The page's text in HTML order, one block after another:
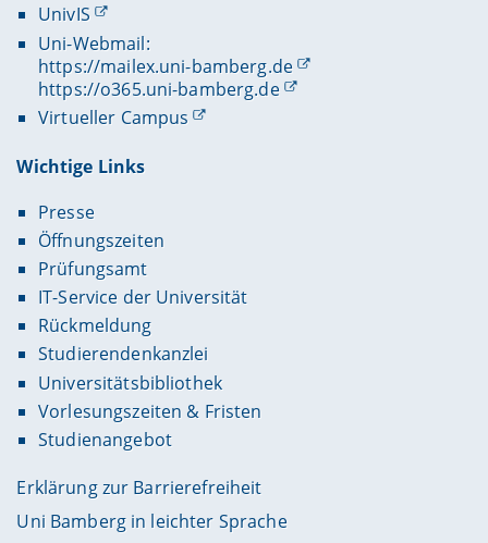
UnivIS
Uni-Webmail:
https://mailex.uni-bamberg.de
https://o365.uni-bamberg.de
Virtueller Campus
Wichtige Links
Presse
Öffnungszeiten
Prüfungsamt
IT-Service der Universität
Rückmeldung
Studierendenkanzlei
Universitätsbibliothek
Vorlesungszeiten & Fristen
Studienangebot
Erklärung zur Barrierefreiheit
Uni Bamberg in leichter Sprache